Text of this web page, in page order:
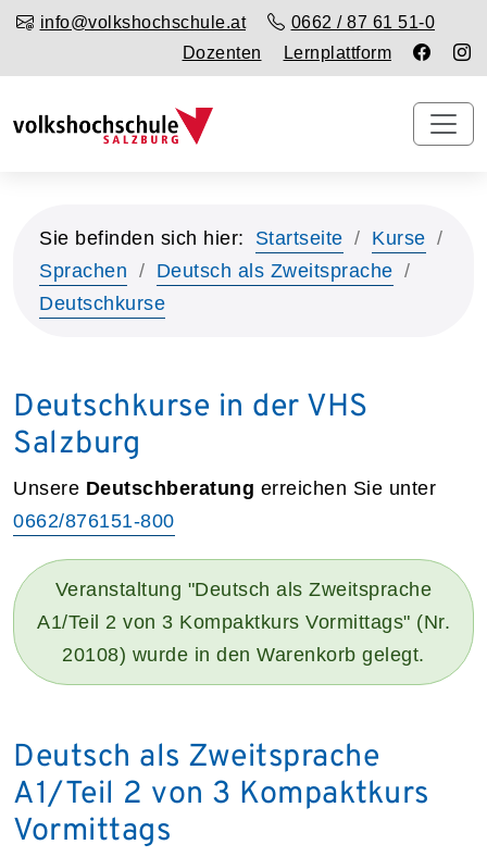
info@volkshochschule.at
0662 / 87 61 51-0
Dozenten
Lernplattform
Sie befinden sich hier: Startseite
Kurse
Sprachen
Deutsch als Zweitsprache
Deutschkurse
Deutschkurse in der VHS
Salzburg
Unsere Deutschberatung erreichen Sie unter
0662/876151-800
Veranstaltung "Deutsch als Zweitsprache
A1/Teil 2 von 3 Kompaktkurs Vormittags" (Nr.
20108) wurde in den Warenkorb gelegt.
Deutsch als Zweitsprache
A1/Teil 2 von 3 Kompaktkurs
Vormittags